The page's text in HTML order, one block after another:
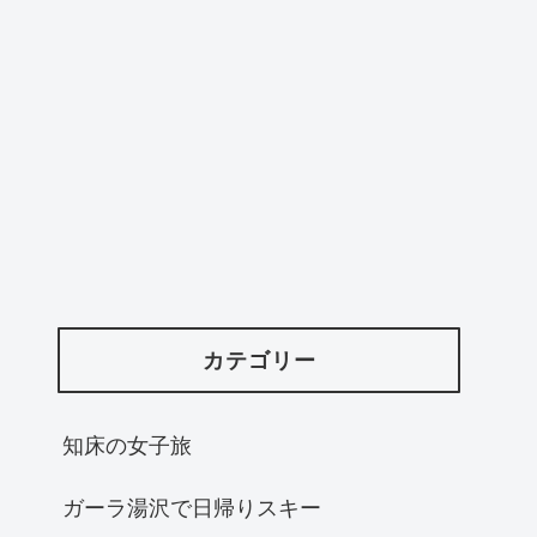
カテゴリー
知床の女子旅
ガーラ湯沢で日帰りスキー